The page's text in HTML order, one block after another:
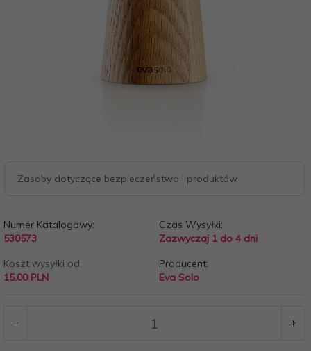
Zasoby dotyczące bezpieczeństwa i produktów
Numer Katalogowy:
530573
Czas Wysyłki:
Zazwyczaj 1 do 4 dni
Koszt wysyłki od:
15.00 PLN
Producent:
Eva Solo